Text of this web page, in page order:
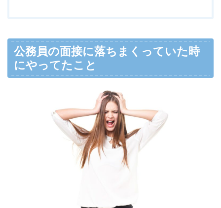
公務員の面接に落ちまくっていた時
にやってたこと